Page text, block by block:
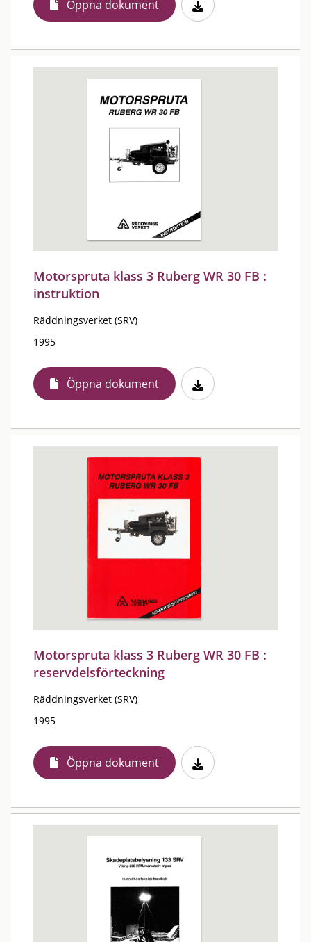
Öppna dokument
Motorspruta klass 3 Ruberg WR 30 FB :
instruktion
Räddningsverket (SRV)
1995
Öppna dokument
Motorspruta klass 3 Ruberg WR 30 FB :
reservdelsförteckning
Räddningsverket (SRV)
1995
Öppna dokument